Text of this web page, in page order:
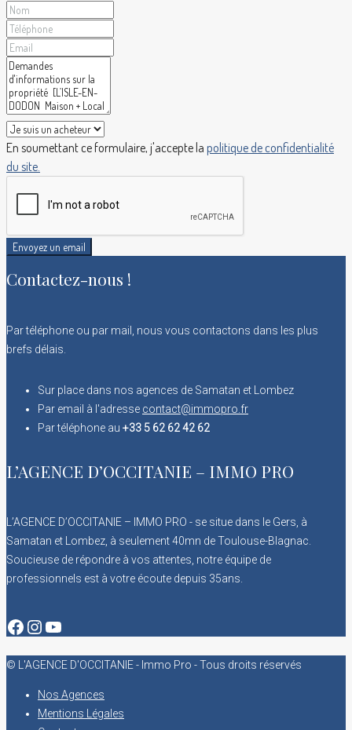
En soumettant ce formulaire, j'accepte la politique de confidentialité
du site.
Envoyez un email
Contactez-nous !
Par téléphone ou par mail, nous vous contactons dans les plus
brefs délais.
Sur place dans nos agences de Samatan et Lombez
Par email à l'adresse contact@immopro.fr
Par téléphone au +33 5 62 62 42 62
L’AGENCE D’OCCITANIE – IMMO PRO
L’AGENCE D’OCCITANIE – IMMO PRO - se situe dans le Gers, à
Samatan et Lombez, à seulement 40mn de Toulouse-Blagnac.
Soucieuse de répondre à vos attentes, notre équipe de
professionnels est à votre écoute depuis 35ans.
Facebook
Instagram
YouTube
© L'AGENCE D'OCCITANIE - Immo Pro - Tous droits réservés
Nos Agences
Mentions Légales